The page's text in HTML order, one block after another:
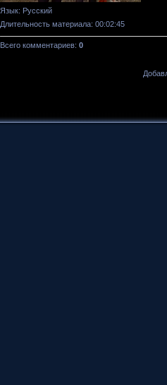
Язык: Русский
Длительность материала: 00:02:45
Всего комментариев: 0